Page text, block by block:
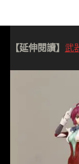
【延伸閱讀】 武